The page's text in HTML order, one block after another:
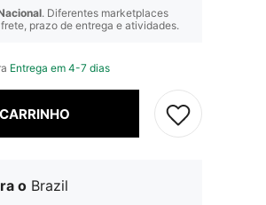
. Diferentes marketplaces
prazo de entrega e atividades.
Entrega em 4-7 dias
o Brazil